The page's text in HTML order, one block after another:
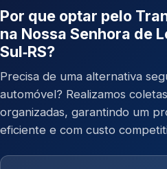
Por que optar pelo
na Nossa Senhora de
Sul‑RS?
Precisa de uma alternativa
automóvel? Realizamos
organizadas, garantindo um
eficiente e com custo